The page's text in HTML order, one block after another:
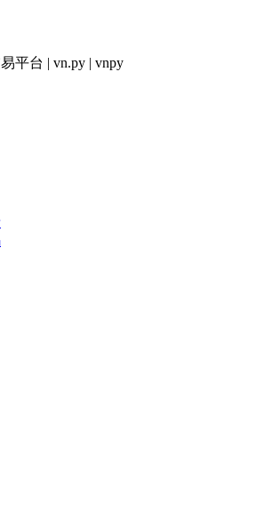
平台 | vn.py | vnpy